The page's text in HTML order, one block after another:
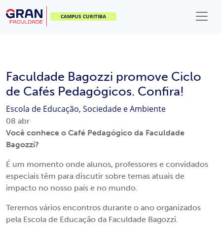
CAMPUS CURITIBA
Faculdade Bagozzi promove Ciclo
de Cafés Pedagógicos. Confira!
Escola de Educação, Sociedade e Ambiente
08 abr
Você conhece o Café Pedagógico da Faculdade
Bagozzi?
É um momento onde alunos, professores e convidados
especiais têm para discutir sobre temas atuais de
impacto no nosso país e no mundo.
Teremos vários encontros durante o ano organizados
pela Escola de Educação da Faculdade Bagozzi.